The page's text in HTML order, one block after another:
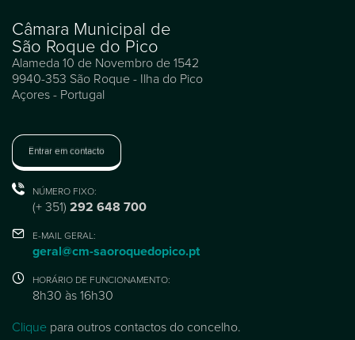
Câmara Municipal de
São Roque do Pico
Alameda 10 de Novembro de 1542
9940-353 São Roque - Ilha do Pico
Açores - Portugal
Entrar em contacto
NÚMERO FIXO:
(+ 351) 292 648 700
E-MAIL GERAL:
geral@cm-saoroquedopico.pt
HORÁRIO DE FUNCIONAMENTO:
8h30 às 16h30
Clique para outros contactos do concelho.